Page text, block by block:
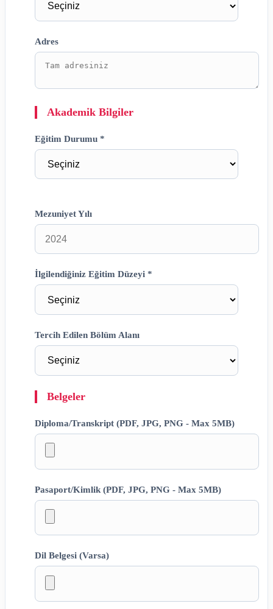
Adres
Akademik Bilgiler
Eğitim Durumu *
Mezuniyet Yılı
İlgilendiğiniz Eğitim Düzeyi *
Tercih Edilen Bölüm Alanı
Belgeler
Diploma/Transkript (PDF, JPG, PNG - Max 5MB)
Pasaport/Kimlik (PDF, JPG, PNG - Max 5MB)
Dil Belgesi (Varsa)